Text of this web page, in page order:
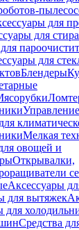
для
для
для
Блендеры
Мелкая
овощей и
Открывалки,
Аксессуары
для вытяжек
для
Средства